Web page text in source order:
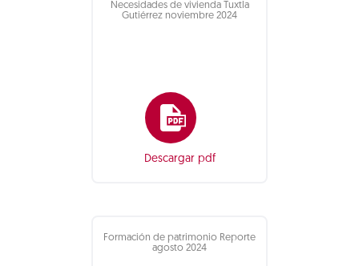
Necesidades de vivienda Tuxtla
Gutiérrez noviembre 2024
Descargar pdf
Formación de patrimonio Reporte
agosto 2024